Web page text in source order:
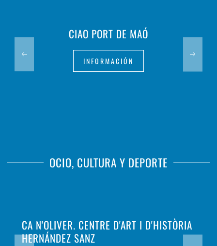
CIAO PORT DE MAÓ
INFORMACIÓN
OCIO, CULTURA Y DEPORTE
CA N'OLIVER. CENTRE D'ART I D'HISTÒRIA
HERNÁNDEZ SANZ